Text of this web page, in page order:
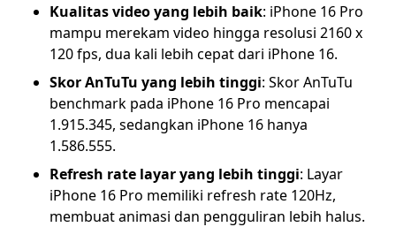
Kualitas video yang lebih baik: iPhone 16 Pro
mampu merekam video hingga resolusi 2160 x
120 fps, dua kali lebih cepat dari iPhone 16.
Skor AnTuTu yang lebih tinggi: Skor AnTuTu
benchmark pada iPhone 16 Pro mencapai
1.915.345, sedangkan iPhone 16 hanya
1.586.555.
Refresh rate layar yang lebih tinggi: Layar
iPhone 16 Pro memiliki refresh rate 120Hz,
membuat animasi dan pengguliran lebih halus.